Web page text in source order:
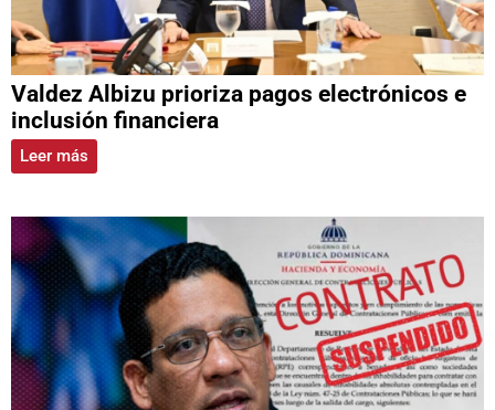
Valdez Albizu prioriza pagos electrónicos e
inclusión financiera
Leer más